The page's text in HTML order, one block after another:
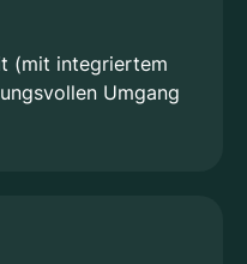
(mit integriertem
Umgang